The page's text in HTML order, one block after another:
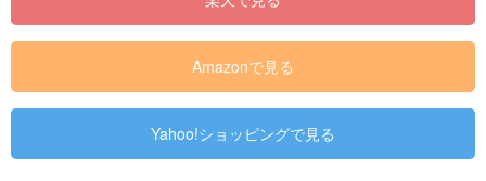
Amazonで見る
Yahoo!ショッピングで見る